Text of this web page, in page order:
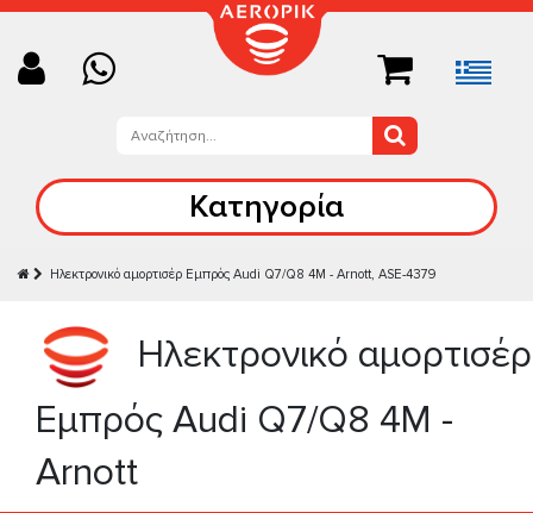
Κατηγορία
Ηλεκτρονικό αμορτισέρ Εμπρός Audi Q7/Q8 4M - Arnott, ASE-4379
Ηλεκτρονικό αμορτισέρ
Εμπρός Audi Q7/Q8 4M -
Arnott